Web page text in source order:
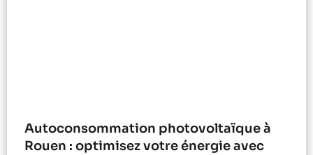
Autoconsommation photovoltaïque à
Rouen : optimisez votre énergie avec